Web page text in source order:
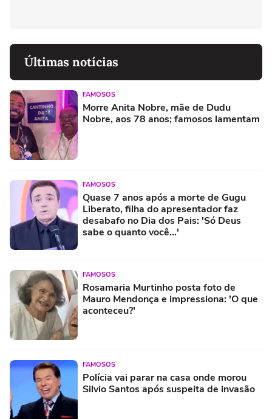
Últimas notícias
FAMOSOS
Morre Anita Nobre, mãe de Dudu
Nobre, aos 78 anos; famosos lamentam
FAMOSOS
Quase 7 anos após a morte de Gugu
Liberato, filha do apresentador faz
desabafo no Dia dos Pais: 'Só Deus
sabe o quanto você...'
FAMOSOS
Rosamaria Murtinho posta foto de
Mauro Mendonça e impressiona: 'O que
aconteceu?'
FAMOSOS
Polícia vai parar na casa onde morou
Silvio Santos após suspeita de invasão